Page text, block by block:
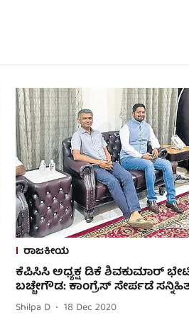
ರಾಜಕೀಯ
ಕೆಪಿಸಿಸಿ ಅಧ್ಯಕ್ಷ ಡಿಕೆ ಶಿವಕುಮಾರ್
ಬಚ್ಚೇಗೌಡ: ಕಾಂಗ್ರೆಸ್ ಸೇರ್ಪಡೆ
Shilpa D 18 Dec 2020